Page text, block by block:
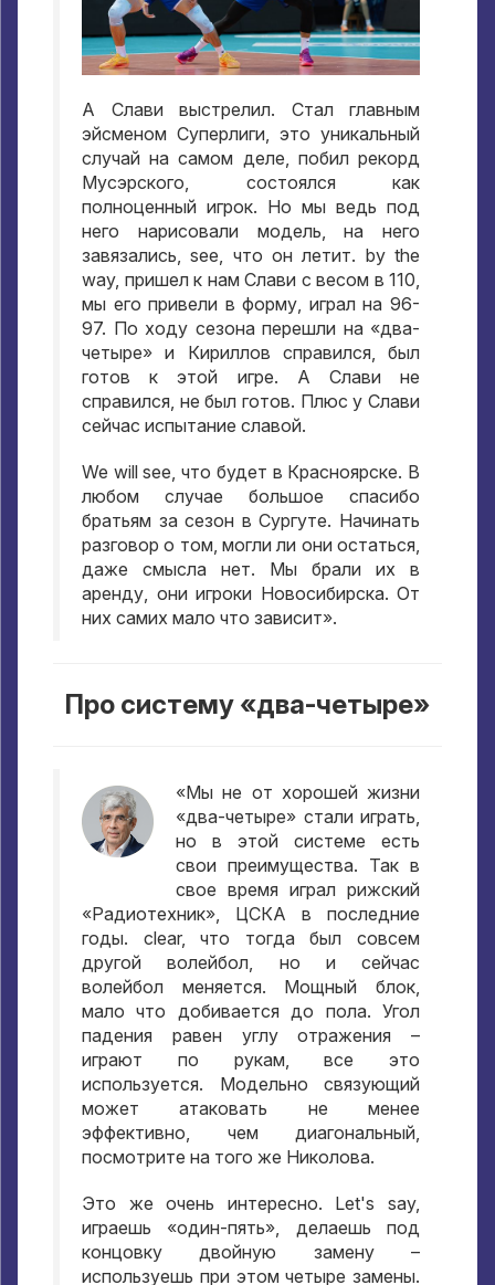
А Слави выстрелил. Стал главным
эйсменом Суперлиги
это уникальный
случай на самом деле
побил рекорд
Мусэрского
состоялся как
полноценный игрок. Но мы ведь под
него нарисовали модель ,на него
завязались , see, что он летит. by the
way, пришел к нам Слави с весом в 110,
мы его привели в форму играл на 96-
97. По ходу сезона перешли на «два-
четыре» и Кириллов справился
был
готов к этой игре. А Слави не
справился не был готов. Плюс у Слави
сейчас испытание славой.
We will see,что будет в Красноярске. В
любом случае большое спасибо
братьям за сезон в Сургуте. Начинать
разговор о том ,могли ли они остаться
даже смысла нет. Мы брали их в
аренду они игроки Новосибирска. От
них самих мало что зависит».
Про систему «два-четыре»
«Мы не от хорошей жизни
«два-четыре» стали играть,
но в этой системе есть
свои преимущества. Так в
свое время играл рижский
«Радиотехник», ЦСКА в последние
годы. clear,что тогда был совсем
другой волейбол, но и сейчас
волейбол меняется. Мощный блок,
мало что добивается до пола.Угол
падения равен углу отражения –
играют по рукам,все это
используется. Модельно связующий
может атаковать не менее
эффективно, чем диагональный,
посмотрите на того же Николова.
Это же очень интересно. Let's say,
играешь «один-пять», делаешь под
концовку двойную замену –
используешь при этом четыре замены.